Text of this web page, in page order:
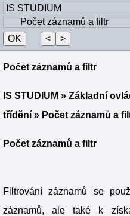
Počet záznamů a filtr
IS STUDIUM » Základní
třídění » Počet záznamů a
Počet záznamů a filtr
Filtrování záznamů se
záznamů, ale také k